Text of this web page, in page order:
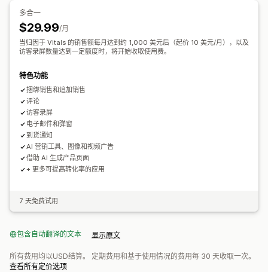
评论迁移
百分比折扣
购物车折扣
多合一
$29.99/月
当归因于 Vitals 的销售额每月达到约 1,000 美元后（起价 10 美元/月），以及
访客录屏数量达到一定额度时，将开始收取使用费。
特色功能
捆绑销售和追加销售
评论
访客录屏
电子邮件和弹窗
到货通知
AI 营销工具、图像和视频广告
借助 AI 生成产品页面
+ 更多可提高转化率的应用
7 天免费试用
包含自动翻译的文本 显示原文
所有费用均以USD结算。 定期费用和基于使用情况的费用每 30 天收取一次。
查看所有定价选项